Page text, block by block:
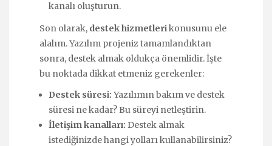
kanalı oluşturun.
Son olarak, destek hizmetlerikonusunu ele
alalım. Yazılım projeniz tamamlandıktan
sonra, destek almak oldukça önemlidir. İşte
bu noktada dikkat etmeniz gerekenler:
Destek süresi: Yazılımın bakım ve destek
süresi ne kadar? Bu süreyi netleştirin.
İletişim kanalları: Destek almak
istediğinizde hangi yolları kullanabilirsiniz?